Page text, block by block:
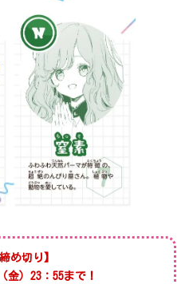
め切り】
金）23：55まで！